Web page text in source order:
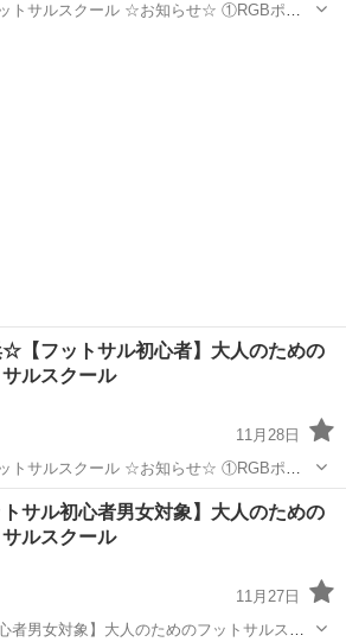
☆お知らせ☆ ①RGBポイ
【フットサル初心者】大人のための
ルスクール
11月28日
☆お知らせ☆ ①RGBポイ
例：１回参加1ポイント 特別DAYはポイン
相当フットサルグッズ（例：シューズケー
駅 サッカー 初心者
トサル初心者男女対象】大人のための
ルスクール
11月27日
男女対象】大人のためのフットサルスク